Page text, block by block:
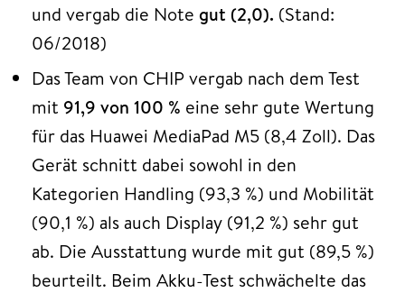
und vergab die Note gut (2,0). (Stand:
06/2018)
Das Team von CHIP vergab nach dem Test
mit 91,9 von 100 % eine sehr gute Wertung
für das Huawei MediaPad M5 (8,4 Zoll). Das
Gerät schnitt dabei sowohl in den
Kategorien Handling (93,3 %) und Mobilität
(90,1 %) als auch Display (91,2 %) sehr gut
ab. Die Ausstattung wurde mit gut (89,5 %)
beurteilt. Beim Akku-Test schwächelte das